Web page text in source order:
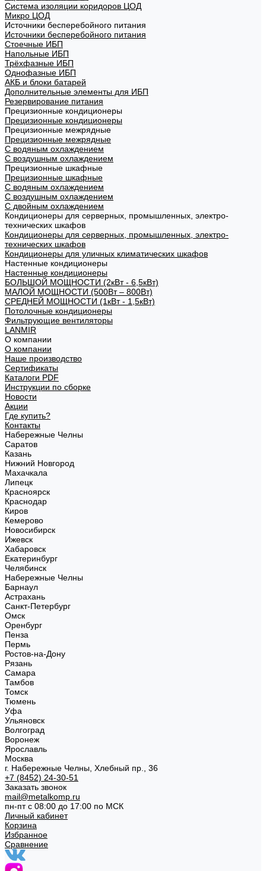
Система изоляции коридоров ЦОД
Микро ЦОД
Источники бесперебойного питания
Источники бесперебойного питания
Стоечные ИБП
Напольные ИБП
Трёхфазные ИБП
Однофазные ИБП
АКБ и блоки батарей
Дополнительные элементы для ИБП
Резервирование питания
Прецизионные кондиционеры
Прецизионные кондиционеры
Прецизионные межрядные
Прецизионные межрядные
С водяным охлаждением
С воздушным охлаждением
Прецизионные шкафные
Прецизионные шкафные
С водяным охлаждением
С воздушным охлаждением
С двойным охлаждением
Кондиционеры для серверных, промышленных, электро-
технических шкафов
Кондиционеры для серверных, промышленных, электро-
технических шкафов
Кондиционеры для уличных климатических шкафов
Настенные кондиционеры
Настенные кондиционеры
БОЛЬШОЙ МОЩНОСТИ (2кВт - 6,5кВт)
МАЛОЙ МОЩНОСТИ (500Вт – 800Вт)
СРЕДНЕЙ МОЩНОСТИ (1кВт - 1,5кВт)
Потолочные кондиционеры
Фильтрующие вентиляторы
LANMIR
О компании
О компании
Наше производство
Сертификаты
Каталоги PDF
Инструкции по сборке
Новости
Акции
Где купить?
Контакты
Набережные Челны
Саратов
Казань
Нижний Новгород
Махачкала
Липецк
Красноярск
Краснодар
Киров
Кемерово
Новосибирск
Ижевск
Хабаровск
Екатеринбург
Челябинск
Набережные Челны
Барнаул
Астрахань
Санкт-Петербург
Омск
Оренбург
Пенза
Пермь
Ростов-на-Дону
Рязань
Самара
Тамбов
Томск
Тюмень
Уфа
Ульяновск
Волгоград
Воронеж
Ярославль
Москва
г. Набережные Челны, Хлебный пр., 36
+7 (8452) 24-30-51
Заказать звонок
mail@metalkomp.ru
пн-пт с 08:00 до 17:00 по МСК
Личный кабинет
Корзина
Избранное
Сравнение